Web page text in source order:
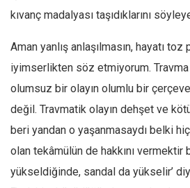
kıvanç madalyası taşıdıklarını
Aman yanlış anlaşılmasın, hayatı
iyimserlikten söz etmiyorum. Travma
olumsuz bir olayın olumlu bir
değil. Travmatik olayın dehşet ve
beri yandan o yaşanmasaydı belki
olan tekâmülün de hakkını vermektir
yükseldiğinde, sandal da yükselir’